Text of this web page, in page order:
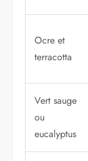
Ocre et
terracotta
Vert sauge
ou
eucalyptus